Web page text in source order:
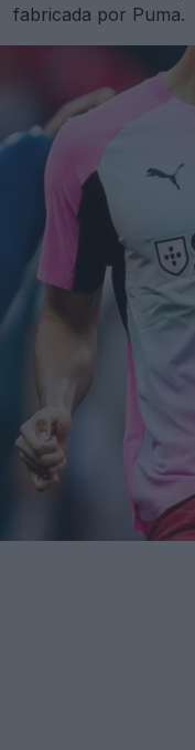
fabricada por Puma.